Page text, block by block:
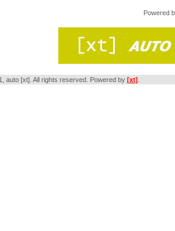
Powered
auto [xt]. All rights reserved. Powered by [xt]